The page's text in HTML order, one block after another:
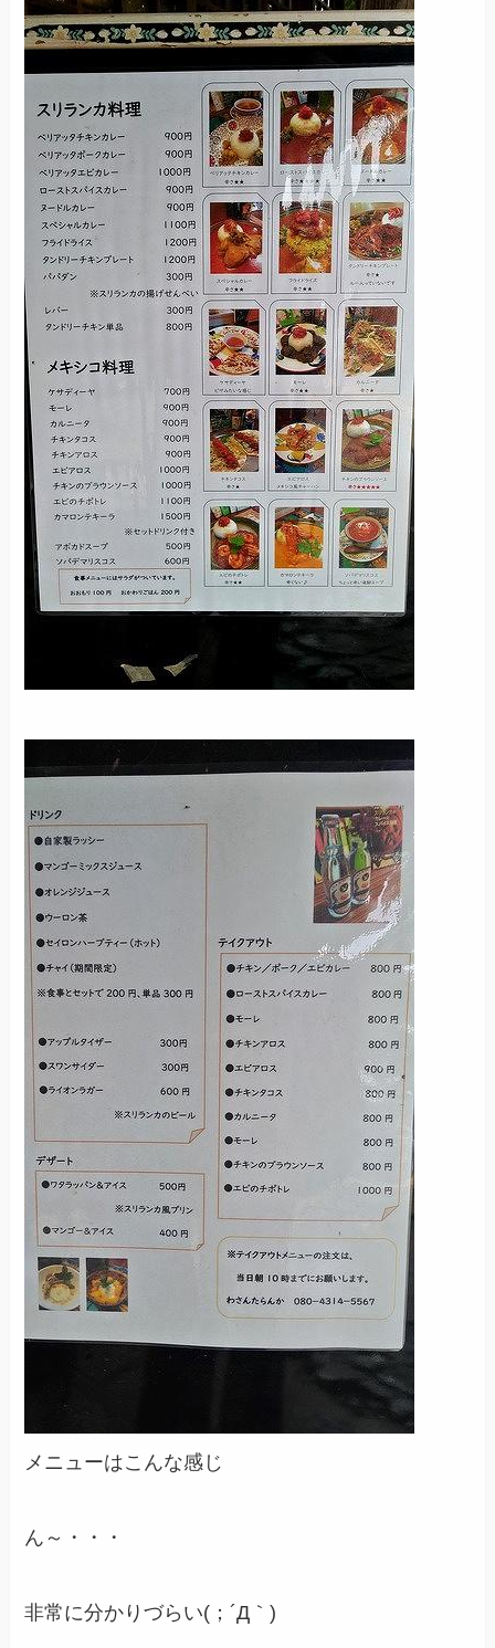
メニューはこんな感じ
ん～・・・
非常に分かりづらい(；´Д｀)